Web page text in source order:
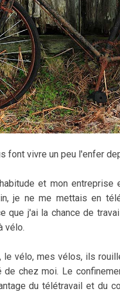
font vivre un peu l'enfer
et mon
je ne me mettais en
que j'ai la chance de
vélo.
le vélo, mes vélos, ils
chez moi. Le
du télétravail et du